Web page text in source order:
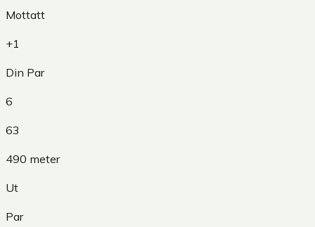
Mottatt
+1
Din Par
6
63
490 meter
Ut
Par